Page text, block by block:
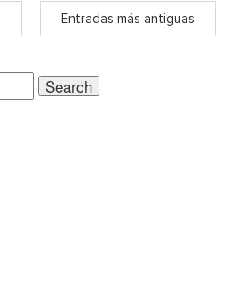
Entradas más antiguas